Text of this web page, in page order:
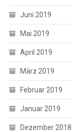
Juni 2019
Mai 2019
April 2019
März 2019
Februar 2019
Januar 2019
Dezember 2018